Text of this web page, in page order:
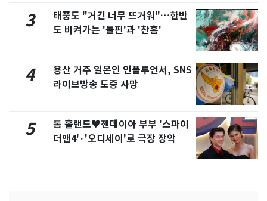
3
태풍도 "거긴 너무 뜨거워"…한반
도 비켜가는 '돌핀'과 '찬홈'
4
용산 거주 일본인 인플루언서, SNS
라이브방송 도중 사망
5
톰 홀랜드♥젠데이아 부부 '스파이
더맨4'·'오디세이'로 극장 장악